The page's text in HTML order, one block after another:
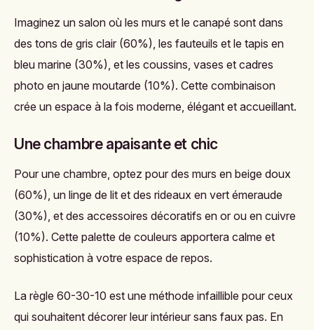
Imaginez un salon où les murs et le canapé sont dans
des tons de gris clair (60%), les fauteuils et le tapis en
bleu marine (30%), et les coussins, vases et cadres
photo en jaune moutarde (10%). Cette combinaison
crée un espace à la fois moderne, élégant et accueillant.
Une chambre apaisante et chic
Pour une chambre, optez pour des murs en beige doux
(60%), un linge de lit et des rideaux en vert émeraude
(30%), et des accessoires décoratifs en or ou en cuivre
(10%). Cette palette de couleurs apportera calme et
sophistication à votre espace de repos.
La règle 60-30-10 est une méthode infaillible pour ceux
qui souhaitent décorer leur intérieur sans faux pas. En